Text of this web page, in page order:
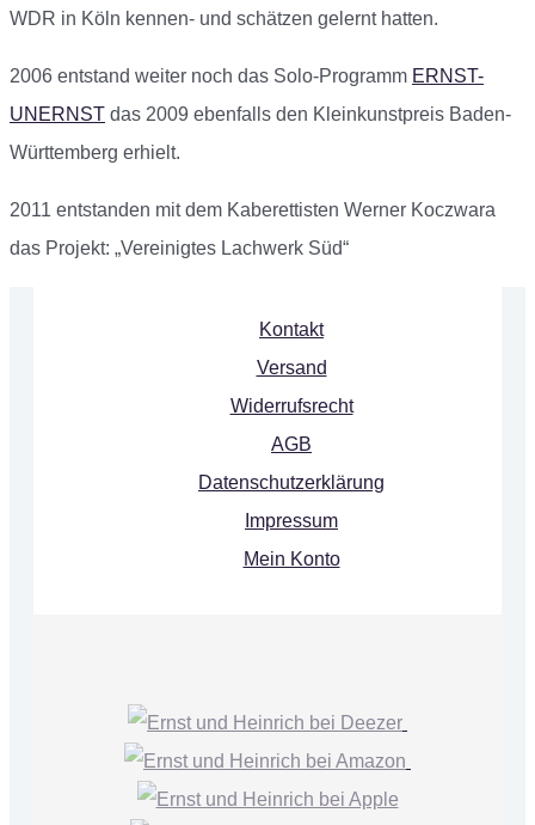
WDR in Köln kennen- und schätzen gelernt hatten.
2006 entstand weiter noch das Solo-Programm ERNST-
UNERNST das 2009 ebenfalls den Kleinkunstpreis Baden-
Württemberg erhielt.
2011 entstanden mit dem Kaberettisten Werner Koczwara
das Projekt: „Vereinigtes Lachwerk Süd“
Kontakt
Versand
Widerrufsrecht
AGB
Datenschutzerklärung
Impressum
Mein Konto